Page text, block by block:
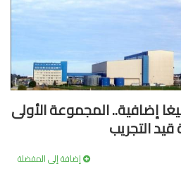
ب200 ميغا إضافية.. المجموعة الأولى
إضافة إلى المفضلة